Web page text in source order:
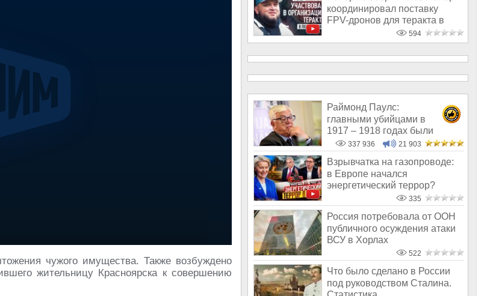
чужого имущества. Также возбуждено
жительницу Красноярска к совершению
координировал поставку
FPV-дронов для теракта в
594
Раймонд Паулс:
главными убийцами в
1917 – 1918 годах были
латыши и евреи, а не русс
337 936 21 903
Взрывчатка на газопроводе:
в Европе начался
энергетический террор?
335
Россия потребовала от ООН
публичного осуждения атаки
ВСУ в Хорлах
522
Что было сделано в России
под руководством Сталина.